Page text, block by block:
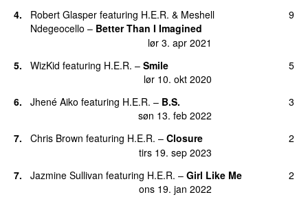
15. Could’ve Been (Daju Remix) ( featuring Bryson
Tiller)
fre 21. mar 2025
1
15.
Every Kind of Way
søn 7. feb 2021
1
15. Find a Way (featuring Lil Baby)
tors 15. jul 2021
1
4. Robert Glasper featuring H.E.R. & Meshell
Ndegeocello – Better Than I Imagined
lør 3. apr 2021
9
5. WizKid featuring H.E.R. – Smile
lør 10. okt 2020
5
6. Jhené Aiko featuring H.E.R. – B.S.
søn 13. feb 2022
3
7. Chris Brown featuring H.E.R. – Closure
tirs 19. sep 2023
2
7. Jazmine Sullivan featuring H.E.R. – Girl Like Me
ons 19. jan 2022
2